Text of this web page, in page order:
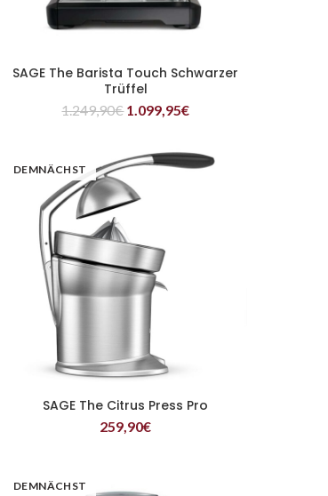
WEITERLESEN
SAGE The Barista Touch Schwarzer
Trüffel
1.249,90€1.099,95€
DEMNÄCHST
WEITERLESEN
SAGE The Citrus Press Pro
259,90€
DEMNÄCHST